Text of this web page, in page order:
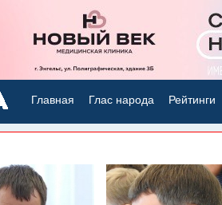
Главная Глас народа Рейтинги